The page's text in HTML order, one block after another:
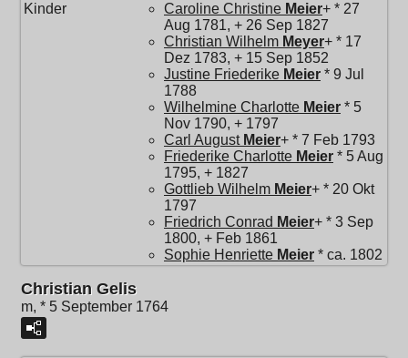
Kinder
Caroline Christine Meier+ * 27
Aug 1781, + 26 Sep 1827
Christian Wilhelm Meyer+ * 17
Dez 1783, + 15 Sep 1852
Justine Friederike Meier * 9 Jul
1788
Wilhelmine Charlotte Meier * 5
Nov 1790, + 1797
Carl August Meier+ * 7 Feb 1793
Friederike Charlotte Meier * 5 Aug
1795, + 1827
Gottlieb Wilhelm Meier+ * 20 Okt
1797
Friedrich Conrad Meier+ * 3 Sep
1800, + Feb 1861
Sophie Henriette Meier * ca. 1802
Christian Gelis
m, * 5 September 1764